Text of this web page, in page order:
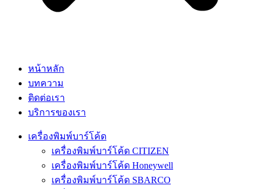
หน้าหลัก
บทความ
ติดต่อเรา
บริการของเรา
เครื่องพิมพ์บาร์โค้ด
เครื่องพิมพ์บาร์โค้ด CITIZEN
เครื่องพิมพ์บาร์โค้ด Honeywell
เครื่องพิมพ์บาร์โค้ด SBARCO